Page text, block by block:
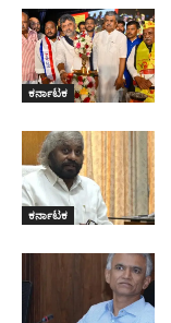
ಕರ್ನಾಟಕ
ಕರ್ನಾಟಕ